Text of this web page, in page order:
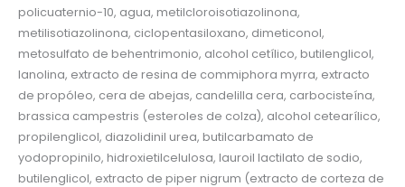
policuaternio-10, agua, metilcloroisotiazolinona,
metilisotiazolinona, ciclopentasiloxano, dimeticonol,
metosulfato de behentrimonio, alcohol cetílico, butilenglicol,
lanolina, extracto de resina de commiphora myrra, extracto
de propóleo, cera de abejas, candelilla cera, carbocisteína,
brassica campestris (esteroles de colza), alcohol cetearílico,
propilenglicol, diazolidinil urea, butilcarbamato de
yodopropinilo, hidroxietilcelulosa, lauroil lactilato de sodio,
butilenglicol, extracto de piper nigrum (extracto de corteza de